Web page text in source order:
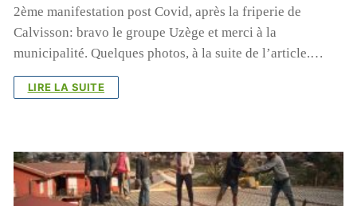
2ème manifestation post Covid, après la friperie de
Calvisson: bravo le groupe Uzège et merci à la
municipalité. Quelques photos, à la suite de l’article.…
LIRE LA SUITE
00:00 01:44